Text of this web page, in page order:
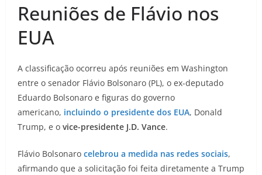
Reuniões de Flávio nos
EUA
A classificação ocorreu após reuniões em Washington
entre o senador Flávio Bolsonaro (PL), o ex-deputado
Eduardo Bolsonaro e figuras do governo
americano, incluindo o presidente dos EUA, Donald
Trump, e o vice-presidente J.D. Vance.
Flávio Bolsonaro celebrou a medida nas redes sociais,
afirmando que a solicitação foi feita diretamente a Trump